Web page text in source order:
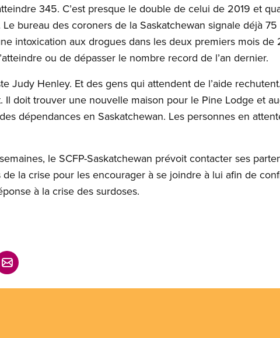
345. C’est presque le double de celui de 2019 et
bureau des coroners de la Saskatchewan signale déjà
intoxication aux drogues dans les deux premiers mois de
ou de dépasser le nombre record de l’an dernier.
Judy Henley. Et des gens qui attendent de l’aide
Il doit trouver une nouvelle maison pour le Pine Lodge et
dépendances en Saskatchewan. Les personnes en
le SCFP-Saskatchewan prévoit contacter ses
la crise pour les encourager à se joindre à lui afin de
à la crise des surdoses.